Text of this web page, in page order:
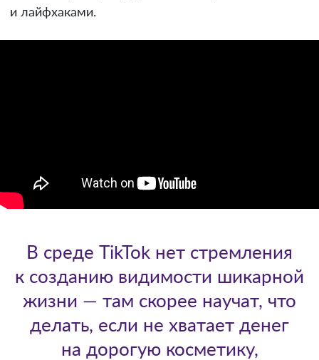
и лайфхаками.
В среде TikTok нет стремления
к созданию видимости шикарной
жизни — там скорее научат, что
делать, если не хватает денег
на дорогую косметику,